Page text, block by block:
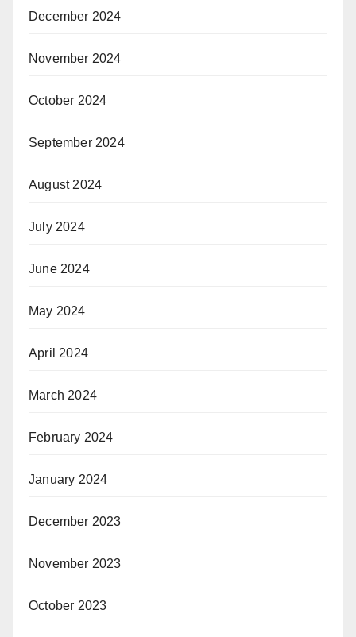
December 2024
November 2024
October 2024
September 2024
August 2024
July 2024
June 2024
May 2024
April 2024
March 2024
February 2024
January 2024
December 2023
November 2023
October 2023